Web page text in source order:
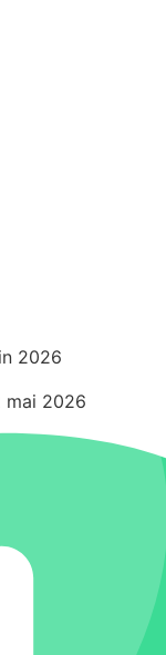
2026
mai 2026